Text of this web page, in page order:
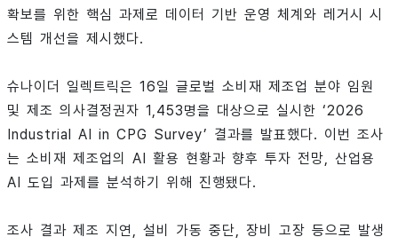
확보를 위한 핵심 과제로 데이터 기반 운영 체계와 레거시 시
스템 개선을 제시했다.
슈나이더 일렉트릭은 16일 글로벌 소비재 제조업 분야 임원
및 제조 의사결정권자 1,453명을 대상으로 실시한 ‘2026
Industrial AI in CPG Survey’ 결과를 발표했다. 이번 조사
는 소비재 제조업의 AI 활용 현황과 향후 투자 전망, 산업용
AI 도입 과제를 분석하기 위해 진행됐다.
조사 결과 제조 지연, 설비 가동 중단, 장비 고장 등으로 발생